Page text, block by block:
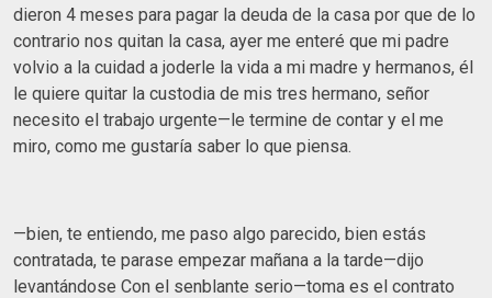
dieron 4 meses para pagar la deuda de la casa por que de lo
contrario nos quitan la casa, ayer me enteré que mi padre
volvio a la cuidad a joderle la vida a mi madre y hermanos, él
le quiere quitar la custodia de mis tres hermano, señor
necesito el trabajo urgente—le termine de contar y el me
miro, como me gustaría saber lo que piensa.
—bien, te entiendo, me paso algo parecido, bien estás
contratada, te parase empezar mañana a la tarde—dijo
levantándose Con el senblante serio—toma es el contrato